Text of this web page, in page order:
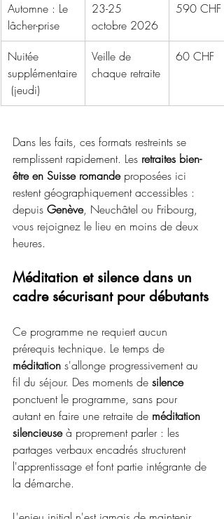
Automne : Le
lâcher-prise
23-25
octobre 2026
590 CHF
Nuitée
supplémentaire
(jeudi)
Veille de
chaque retraite
60 CHF
Dans les faits, ces formats restreints se
remplissent rapidement. Les retraites bien-
être en Suisse romande proposées ici
restent géographiquement accessibles :
depuis Genève, Neuchâtel ou Fribourg,
vous rejoignez le lieu en moins de deux
heures.
Méditation et silence dans un
cadre sécurisant pour débutants
Ce programme ne requiert aucun
prérequis technique. Le temps de
méditation s'allonge progressivement au
fil du séjour. Des moments de silence
ponctuent le programme, sans pour
autant en faire une retraite de méditation
silencieuse à proprement parler : les
partages verbaux encadrés structurent
l'apprentissage et font partie intégrante de
la démarche.